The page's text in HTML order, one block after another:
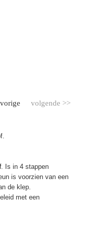
volgende >>
. Is in 4 stappen
is voorzien van een
de klep.
met een